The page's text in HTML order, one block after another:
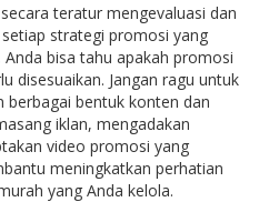
teratur mengevaluasi dan
strategi promosi yang
bisa tahu apakah promosi
disesuaikan. Jangan ragu untuk
berbagai bentuk konten dan
iklan, mengadakan
video promosi yang
meningkatkan perhatian
yang Anda kelola.